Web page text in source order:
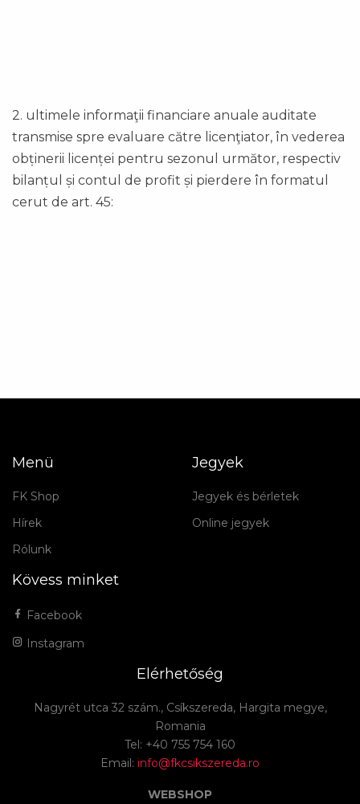
2. ultimele informaţii financiare anuale auditate
transmise spre evaluare către licenţiator, în vederea
obținerii licenței pentru sezonul următor, respectiv
bilanțul și contul de profit și pierdere în formatul
cerut de art. 45:
Menü
FK Shop
Hírek
Rólunk
Jegyek
Jegyek és bérletek
Online jegyek
Kövess minket
Facebook
Instagram
Elérhetőség
Nagyrét utca 32 szám., Csíkszereda, Hargita megye,
Romania
Tel: +40 755 754 160
Email: info@fkcsikszereda.ro
WEBSHOP